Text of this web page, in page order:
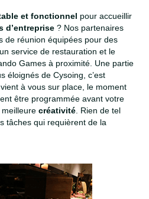
et fonctionnel pour accueillir
d’entreprise ? Nos partenaires
de réunion équipées pour des
service de restauration et le
Games à proximité. Une partie
éloignés de Cysoing, c’est
à vous sur place, le moment
être programmée avant votre
meilleurecréativité . Rien de tel
tâches qui requièrent de la